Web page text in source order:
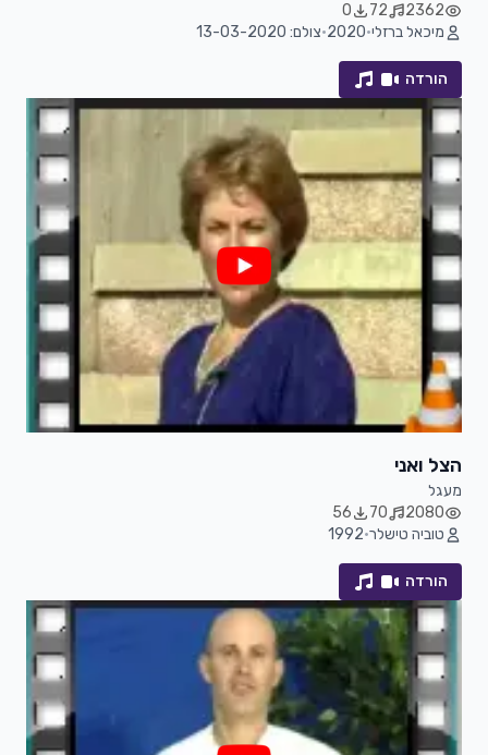
2362
72
0
מיכאל ברזלי•
2020
•צולם: 13-03-2020
הורדה
הצל ואני
מעגל
2080
70
56
טוביה טישלר•
1992
הורדה